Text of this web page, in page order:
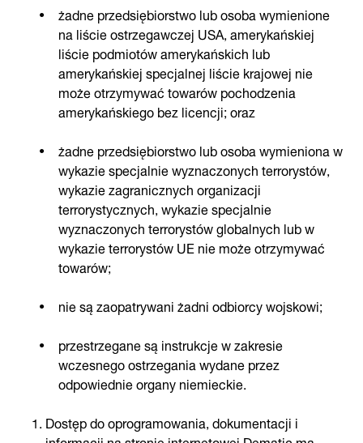
żadne przedsiębiorstwo lub osoba wymienione
na liście ostrzegawczej USA, amerykańskiej
liście podmiotów amerykańskich lub
amerykańskiej specjalnej liście krajowej nie
może otrzymywać towarów pochodzenia
amerykańskiego bez licencji; oraz
żadne przedsiębiorstwo lub osoba wymieniona w
wykazie specjalnie wyznaczonych terrorystów,
wykazie zagranicznych organizacji
terrorystycznych, wykazie specjalnie
wyznaczonych terrorystów globalnych lub w
wykazie terrorystów UE nie może otrzymywać
towarów;
nie są zaopatrywani żadni odbiorcy wojskowi;
przestrzegane są instrukcje w zakresie
wczesnego ostrzegania wydane przez
odpowiednie organy niemieckie.
Dostęp do oprogramowania, dokumentacji i